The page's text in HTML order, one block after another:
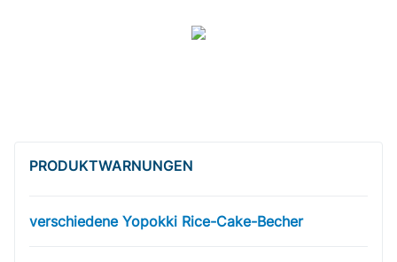
PRODUKT­WARNUNGEN
verschiedene Yopokki Rice-Cake-Becher